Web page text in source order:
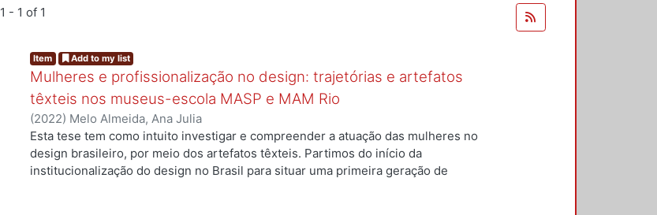
1 - 1 of 1
Item Add to my list
Mulheres e profissionalização no design: trajetórias e artefatos
têxteis nos museus-escola MASP e MAM Rio
(2022) Melo Almeida, Ana Julia
Esta tese tem como intuito investigar e compreender a atuação das mulheres no
design brasileiro, por meio dos artefatos têxteis. Partimos do início da
institucionalização do design no Brasil para situar uma primeira geração de